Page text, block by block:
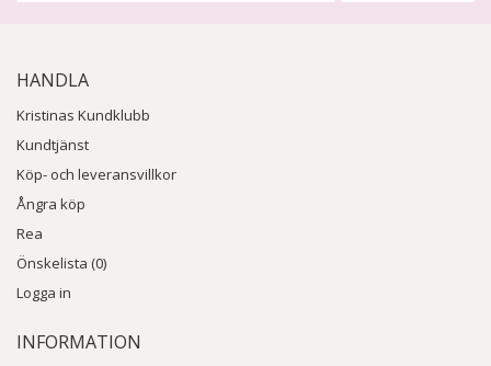
HANDLA
Kristinas Kundklubb
Kundtjänst
Köp- och leveransvillkor
Ångra köp
Rea
Önskelista (0)
Logga in
INFORMATION